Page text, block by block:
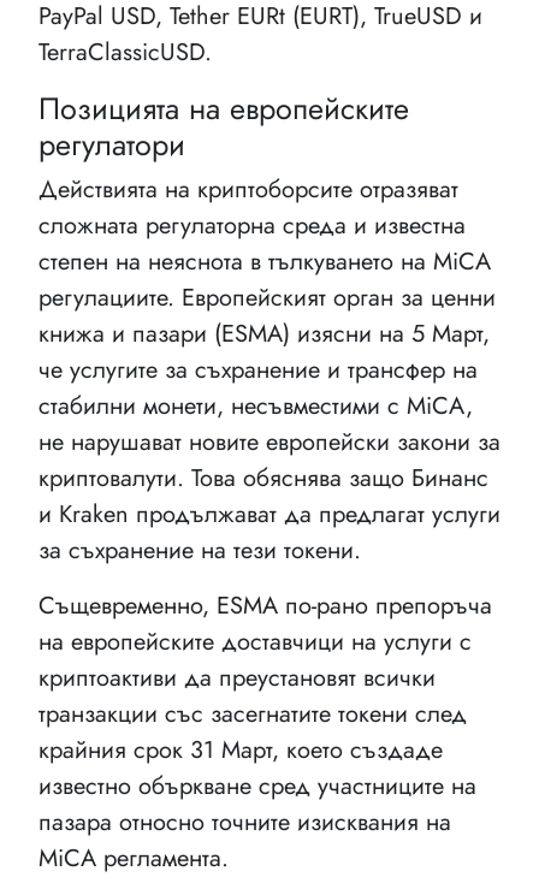
PayPal USD, Tether EURt (EURT), TrueUSD и
TerraClassicUSD.
Позицията на европейските
регулатори
Действията на криптоборсите отразяват
сложната регулаторна среда и известна
степен на неяснота в тълкуването на MiCA
регулациите. Европейският орган за ценни
книжа и пазари (ESMA) изясни на 5 Март,
че услугите за съхранение и трансфер на
стабилни монети, несъвместими с MiCA,
не нарушават новите европейски закони за
криптовалути. Това обяснява защо Бинанс
и Kraken продължават да предлагат услуги
за съхранение на тези токени.
Същевременно, ESMA по-рано препоръча
на европейските доставчици на услуги с
криптоактиви да преустановят всички
транзакции със засегнатите токени след
крайния срок 31 Март, което създаде
известно объркване сред участниците на
пазара относно точните изисквания на
MiCA регламента.